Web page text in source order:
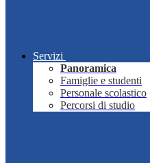
Servizi
Panoramica
Famiglie e studenti
Personale scolastico
Percorsi di studio